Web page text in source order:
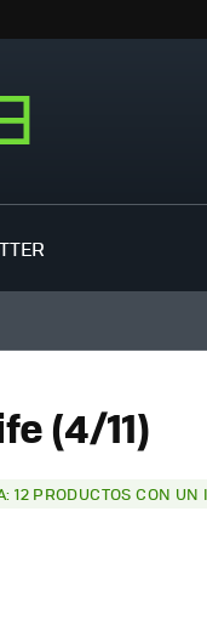
(4/11)
12 PRODUCTOS CON